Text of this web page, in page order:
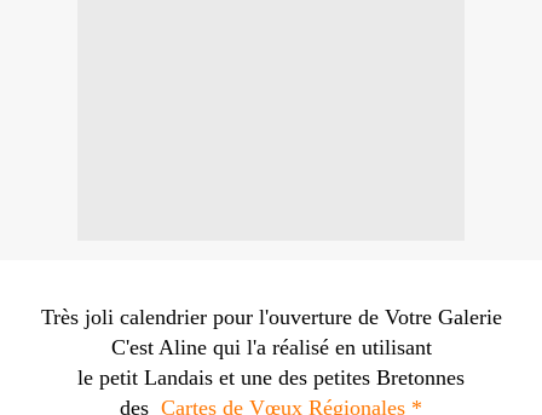
Très joli calendrier pour l'ouverture de Votre Galerie
C'est Aline qui l'a réalisé en utilisant
le petit Landais et une des petites Bretonnes
des Cartes de Vœux Régionales *